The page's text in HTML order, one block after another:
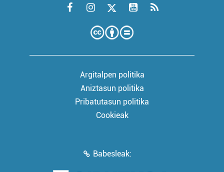
Argitalpen politika
Aniztasun politika
Pribatutasun politika
Cookieak
Babesleak: